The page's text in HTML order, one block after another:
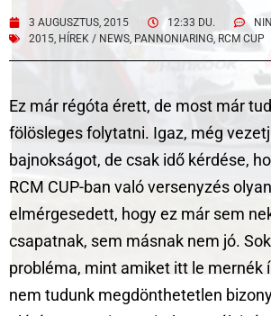
3 AUGUSZTUS, 2015 12:33 DU.
2015, HÍREK / NEWS, PANNONIARING, RCM CUP
Ez már régóta érett, de most már
fölösleges folytatni. Igaz, még
bajnokságot, de csak idő kérdése,
RCM CUP-ban való versenyzés
elmérgesedett, hogy ez már sem
csapatnak, sem másnak nem jó.
probléma, mint amiket itt le mernék
nem tudunk megdönthetetlen